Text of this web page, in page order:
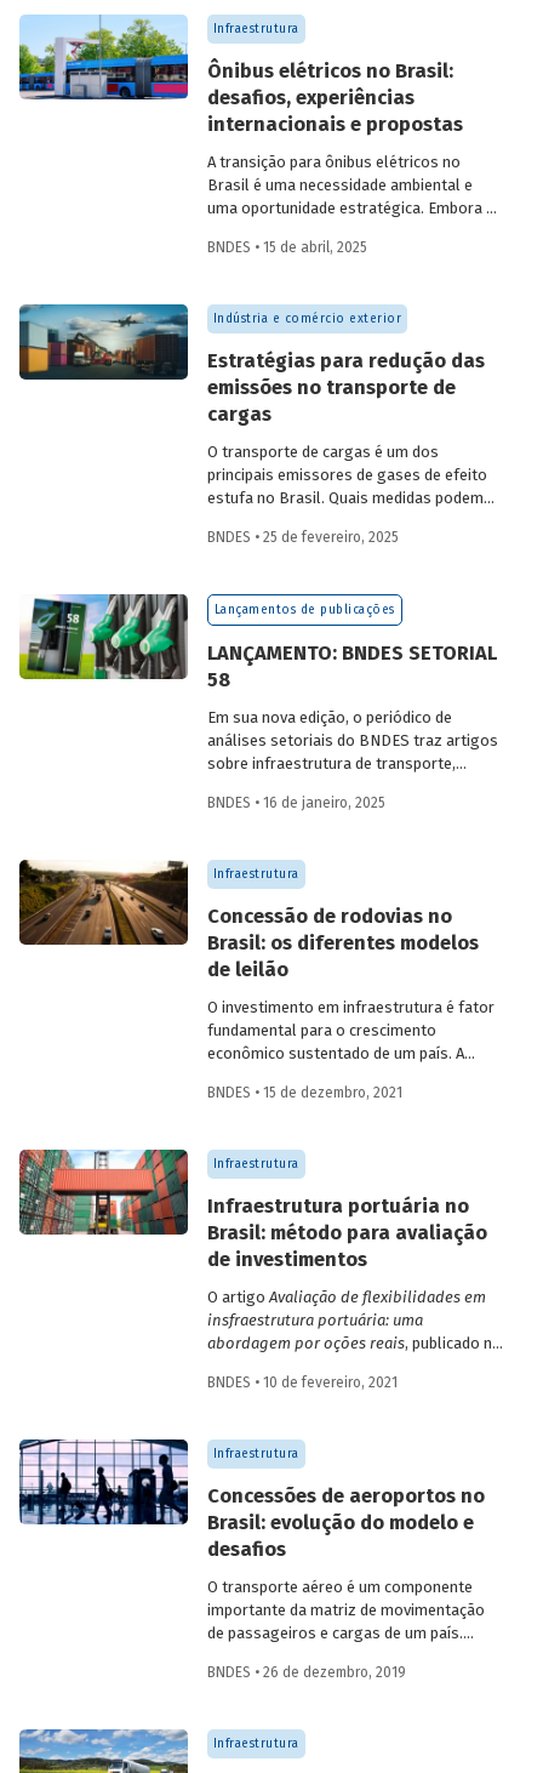
energética aborda os desafios e
oportunidades para os setores
automotivo, de minerais críticos, de
biocombustíveis, de logística e de
mobilidade urbana nesse contexto, em
uma discussão que engloba
economia de baixo carbono
simultaneamente.
Infraestrutura
Ônibus elétricos no Brasil:
desafios, experiências
internacionais e propostas
A transição para ônibus elétricos no
Brasil é uma necessidade ambiental e
uma oportunidade estratégica. Embora os
experiências internacionais comprovam
públicas robustas podem acelerar essa
transformação.
BNDES • 15 de abril, 2025
Indústria e comércio exterior
Estratégias para redução das
emissões no transporte de
cargas
O transporte de cargas é um dos
principais emissores de gases de efeito
estufa no Brasil. Quais medidas podem
ambiental? Confira as estratégias que
BNDES • 25 de fevereiro, 2025
Lançamentos de publicações
LANÇAMENTO: BNDES SETORIAL
58
Em sua nova edição, o periódico de
análises setoriais do BNDES traz artigos
sobre infraestrutura de transporte,
sustentáveis, mercado de aeronaves,
BNDES • 16 de janeiro, 2025
Infraestrutura
Concessão de rodovias no
Brasil: os diferentes modelos
de leilão
O investimento em infraestrutura é fator
fundamental para o crescimento
econômico sustentado de um país. A
concessões rodoviárias começaram a ser
sem comprometer os investimentos no
setor. Saiba mais sobre os diferentes
modelos de leilão adotados nas
concessões de rodovias realizadas no
país.
BNDES • 15 de dezembro, 2021
Infraestrutura
Infraestrutura portuária no
Brasil: método para avaliação
de investimentos
O artigoAvaliação de flexibilidades em
insfraestrutura portuária: uma
abordagem por oções reais, publicado na
resposta às dificuldades de investimento
um modelo baseado na tomada de
decisão para a expansão de um terminal
BNDES • 10 de fevereiro, 2021
Infraestrutura
Concessões de aeroportos no
Brasil: evolução do modelo e
desafios
O transporte aéreo é um componente
importante da matriz de movimen­tação
de passageiros e cargas de um país.
dimensões, como o Brasil, ele tem papel
nacional e o fluxo comercial e turístico,
interno e externo. Saiba mais sobre a
BNDES • 26 de dezembro, 2019
Infraestrutura